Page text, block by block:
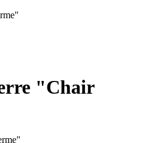
"Chair